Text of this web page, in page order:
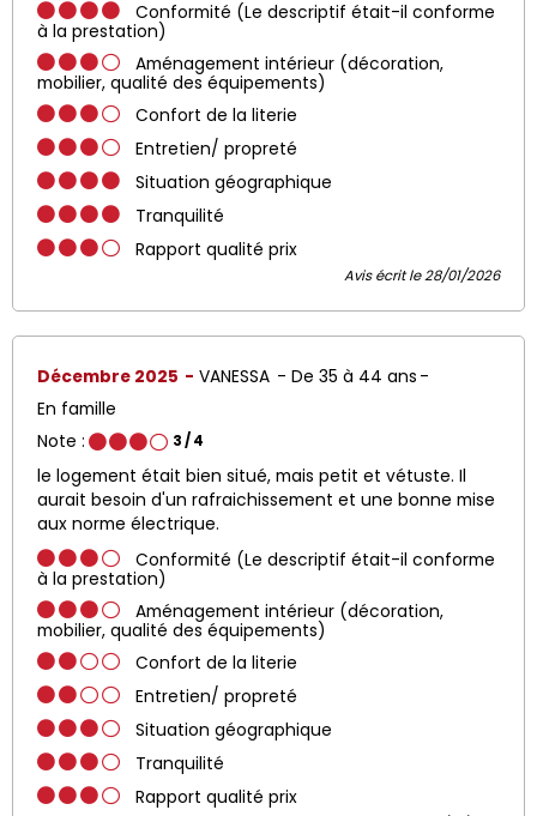
Conformité (Le descriptif était-il conforme
à la prestation)
Aménagement intérieur (décoration,
mobilier, qualité des équipements)
Confort de la literie
Entretien/ propreté
Situation géographique
Tranquilité
Rapport qualité prix
Avis écrit le 28/01/2026
Décembre 2025 VANESSA
De 35 à 44 ans
En famille
Note :
3/ 4
le logement était bien situé, mais petit et vétuste. Il
aurait besoin d'un rafraichissement et une bonne mise
aux norme électrique.
Conformité (Le descriptif était-il conforme
à la prestation)
Aménagement intérieur (décoration,
mobilier, qualité des équipements)
Confort de la literie
Entretien/ propreté
Situation géographique
Tranquilité
Rapport qualité prix